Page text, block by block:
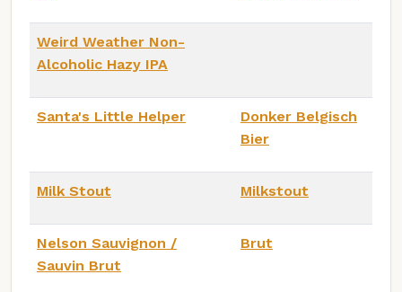
Weird Weather Non-
Alcoholic Hazy IPA
Santa's Little Helper
Donker Belgisch
Bier
Milk Stout Milkstout
Nelson Sauvignon /
Sauvin Brut
Brut